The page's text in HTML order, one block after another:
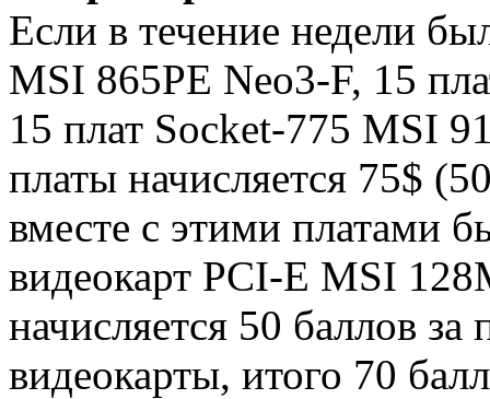
Если в течение недели
MSI 865PE Neo3-F, 15
15 плат Socket-775 MSI
платы начисляется 75$
вместе с этими платами
видеокарт PCI-E MSI
начисляется 50 баллов за
видеокарты, итого 70